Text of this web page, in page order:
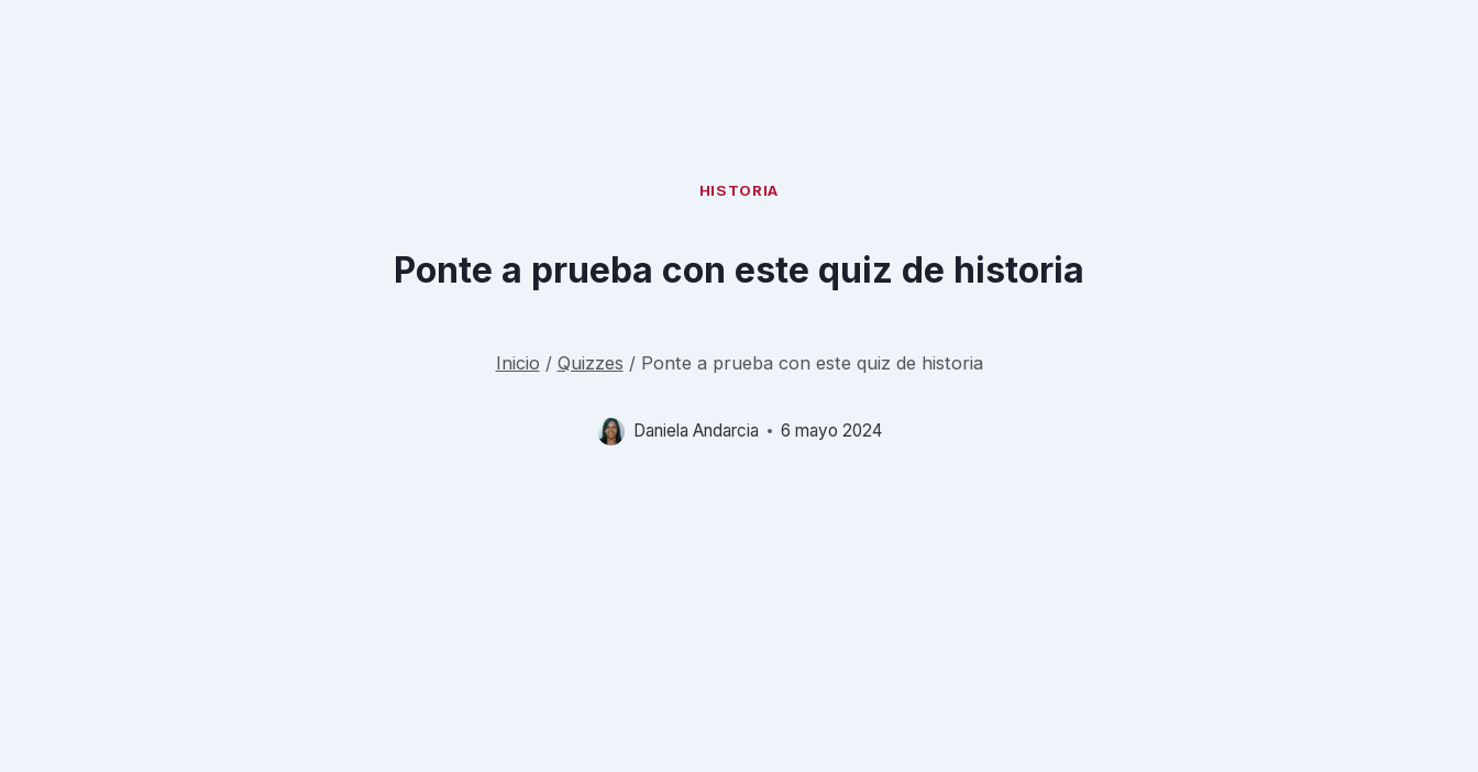
HISTORIA
Ponte a prueba con este quiz de historia
Inicio / Quizzes / Ponte a prueba con este quiz de historia
Daniela Andarcia 6 mayo 2024